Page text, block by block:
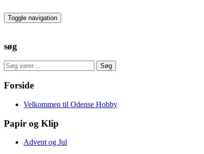
to
the
Toggle navigation
søg
Søg
efter:
Søg
Forside
Velkommen til Odense Hobby
Papir og Klip
Advent og Jul